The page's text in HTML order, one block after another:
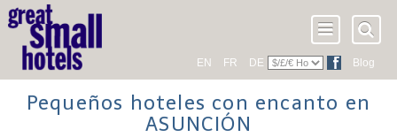
EN FR DE Blog
Pequeños hoteles con encanto en
ASUNCIÓN